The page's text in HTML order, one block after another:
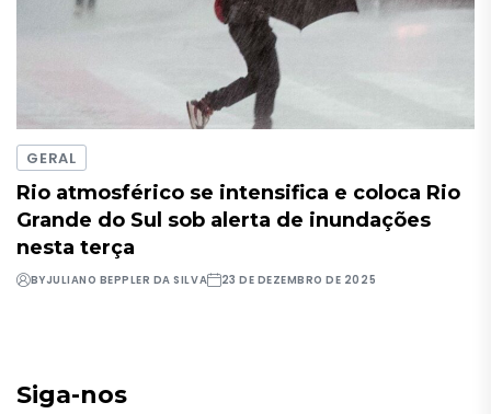
GERAL
Rio atmosférico se intensifica e coloca Rio
Grande do Sul sob alerta de inundações
nesta terça
BYJULIANO BEPPLER DA SILVA 23 DE DEZEMBRO DE 2025
Siga-nos